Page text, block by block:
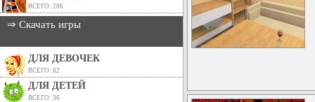
ВСЕГО: 286
⇒ Скачать игры
ДЛЯ ДЕВОЧЕК
ВСЕГО: 82
ДЛЯ ДЕТЕЙ
ВСЕГО: 36